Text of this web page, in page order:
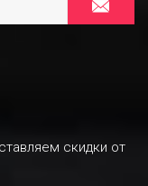
скидки от